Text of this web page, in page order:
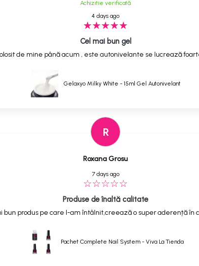
Achizitie verificată
4 days ago
Cel mai bun gel
de mine până acum , este autonivelante se lucrează
Gelaxyo Milky White - 15ml Gel Autonivelant
R
Roxana Grosu
7 days ago
Produse de înaltă calitate
bun produs pe care l-am întâlnit,creează o super aderență în
Pachet Complete Nail System - Viva La Tienda